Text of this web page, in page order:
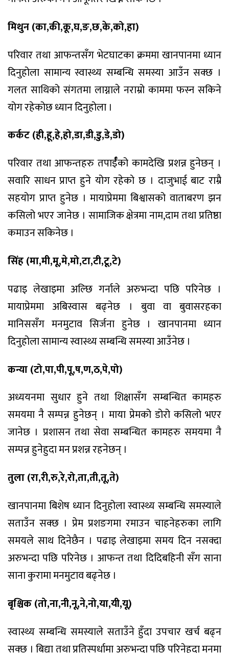
मिथुन (का,की,कू,घ,ङ,छ,के,को,हा)
परिवार तथा आफन्तसँग भेटघाटका क्रममा खानपानमा ध्यान
दिनुहोला सामान्य स्वास्थ्य सम्बन्धि समस्या आउँन सक्छ ।
गलत साथिको संगतमा लाग्नाले नराम्रो काममा फस्न सकिने
योग रहेकोछ ध्यान दिनुहोला ।
कर्कट (ही,हू,हे,हो,डा,डी,डु,डे,डो)
परिवार तथा आफन्तहरु तपार्ईँको कामदेखि प्रशन्न हुनेछन् ।
सवारि साधन प्राप्त हुने योग रहेको छ । दाजुभाई बाट राम्रै
सहयोग प्राप्त हुनेछ । मायाप्रेममा बिश्वासको वाताबरण झन
कसिलो भएर जानेछ । सामाजिक क्षेत्रमा नाम,दाम तथा प्रतिष्ठा
कमाउन सकिनेछ ।
सिंह (मा,मी,मू,मे,मो,टा,टी,टू,टे)
पढाइ लेखाइमा अल्छि गर्नाले अरुभन्दा पछि परिनेछ ।
मायाप्रेममा अबिस्वास बढ्नेछ । बुवा वा बुवासरहका
मानिससँग मनमुटाव सिर्जना हुनेछ । खानपानमा ध्यान
दिनुहोला सामान्य स्वास्थ्य सम्बन्धि समस्या आउँनेछ ।
कन्या (टो,पा,पी,पू,ष,ण,ठ,पे,पो)
अध्ययनमा सुधार हुने तथा शिक्षासँग सम्बन्धित कामहरु
समयमा नै सम्पन्न हुनेछन् । माया प्रेमको डोरो कसिलो भएर
जानेछ । प्रशासन तथा सेवा सम्बन्धित कामहरु समयमा नै
सम्पन्न हुनेहुदा मन प्रशन्न रहनेछन् ।
तुला (रा,री,रु,रे,रो,ता,ती,तू,ते)
खानपानमा बिशेष ध्यान दिनुहोला स्वास्थ्य सम्बन्धि समस्याले
सताउँन सक्छ । प्रेम प्रशङगमा रमाउन चाहनेहरुका लागि
समयले साथ दिनेछैन । पढाइ लेखाइमा समय दिन नसक्दा
अरुभन्दा पछि परिनेछ । आफन्त तथा दिदिबहिनी सँग साना
साना कुरामा मनमुटाव बढ्नेछ ।
बृश्चिक (तो,ना,नी,नू,ने,नो,या,यी,यू)
स्वास्थ्य सम्बन्धि समस्याले सताउँने हुँदा उपचार खर्च बढ्न
सक्छ । बिद्या तथा प्रतिस्पर्धामा अरुभन्दा पछि परिनेहुदा मनमा